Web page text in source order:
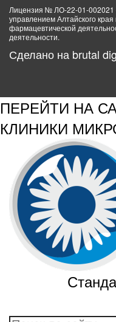
Лицензия № ЛО-22-01-002021
управлением Алтайского
фармацевтической
деятельности.
Сделано на brutal
ПЕРЕЙТИ НА
КЛИНИКИ